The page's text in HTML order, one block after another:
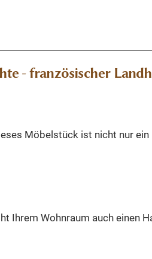
- französischer
Möbelstück ist nicht nur
Ihrem Wohnraum auch einen